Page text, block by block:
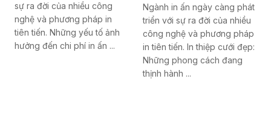
sự ra đời của nhiều công
nghệ và phương pháp in
tiên tiến. Những yếu tố ảnh
hưởng đến chi phí in ấn ...
Ngành in ấn ngày càng phát
triển với sự ra đời của nhiều
công nghệ và phương pháp
in tiên tiến. In thiệp cưới đẹp:
Những phong cách đang
thịnh hành ...